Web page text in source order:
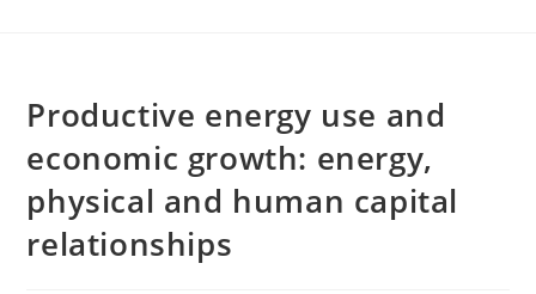
Productive energy use and
economic growth: energy,
physical and human capital
relationships